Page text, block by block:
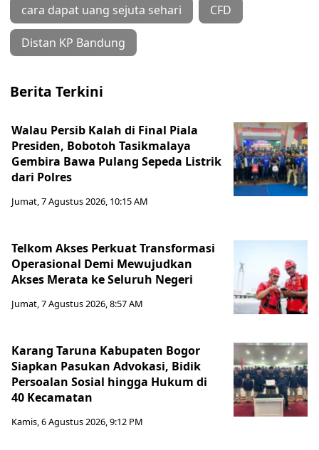
cara dapat uang sejuta sehari CFD
Distan KP Bandung
Berita Terkini
Walau Persib Kalah di Final Piala
Presiden, Bobotoh Tasikmalaya
Gembira Bawa Pulang Sepeda Listrik
dari Polres
Jumat, 7 Agustus 2026, 10:15 AM
Telkom Akses Perkuat Transformasi
Operasional Demi Mewujudkan
Akses Merata ke Seluruh Negeri
Jumat, 7 Agustus 2026, 8:57 AM
Karang Taruna Kabupaten Bogor
Siapkan Pasukan Advokasi, Bidik
Persoalan Sosial hingga Hukum di
40 Kecamatan
Kamis, 6 Agustus 2026, 9:12 PM